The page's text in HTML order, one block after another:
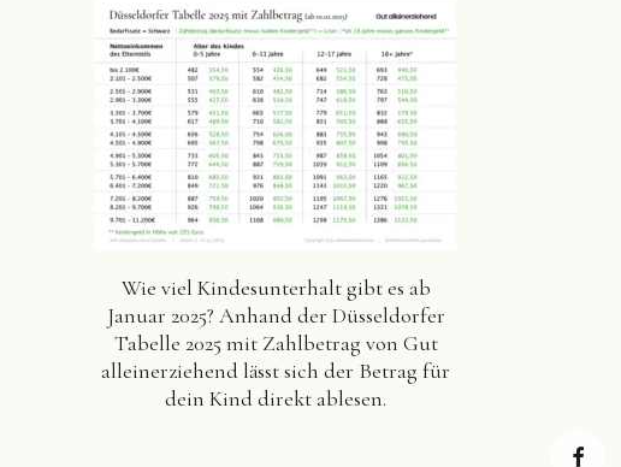
Wie viel Kindesunterhalt gibt es ab
Januar 2025? Anhand der Düsseldorfer
Tabelle 2025 mit Zahlbetrag von Gut
alleinerziehend lässt sich der Betrag für
dein Kind direkt ablesen.